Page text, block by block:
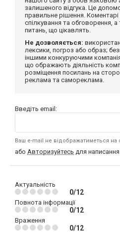
залишеного відгука. Це
правильне рішення. Коментарі
спілкування та обговорення,
питань, що цікавлять.
Не дозволяється:
лексики, погроз або образ;
іншими конкуруючими
що ображають діяльність
розміщення посилань на
реклама та самореклама.
Введіть email:
Ваш e-mail не відображатиметься на
або Авторизуйтесь для написання
Актуальність
0/12
Повнота інформації
0/12
Враження
0/12